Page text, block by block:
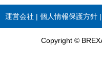
運営会社 個人情報保護方針
Copyright ©